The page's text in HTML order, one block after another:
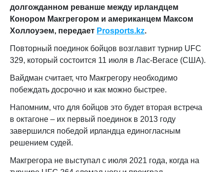
долгожданном реванше между ирландцем
Конором Макгрегором и американцем Максом
Холлоуэем, передает Prosports.kz.
Повторный поединок бойцов возглавит турнир UFC
329, который состоится 11 июля в Лас-Вегасе (США).
Вайдман считает, что Макгрегору необходимо
побеждать досрочно и как можно быстрее.
Напомним, что для бойцов это будет вторая встреча
в октагоне – их первый поединок в 2013 году
завершился победой ирландца единогласным
решением судей.
Макгрегора не выступал с июля 2021 года, когда на